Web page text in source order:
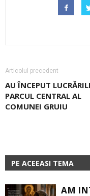
Articolul precedent
AU ÎNCEPUT
PARCUL CENTRAL AL
COMUNEI GRUIU
PE ACEEASI TEMA
AM